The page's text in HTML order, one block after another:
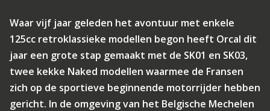
Waar vijf jaar geleden het avontuur met enkele
125cc retroklassieke modellen begon heeft Orcal dit
jaar een grote stap gemaakt met de SK01 en SK03,
twee kekke Naked modellen waarmee de Fransen
zich op de sportieve beginnende motorrijder hebben
gericht. In de omgeving van het Belgische Mechelen